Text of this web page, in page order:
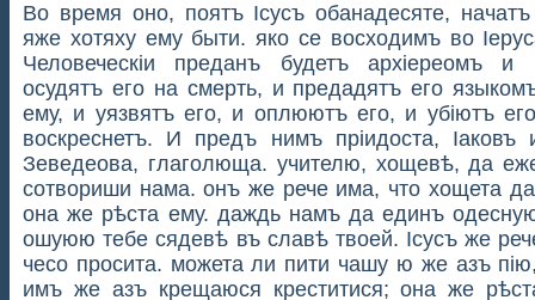
Во время оно, поятъ Ісусъ обанадесяте,
яже хотяху ему быти. яко се восходимъ во
Человеческіи прeданъ будетъ архіерeoмъ и
осудятъ его на смерть, и предадятъ его
ему, и уязвятъ его, и оплюютъ его, и убіютъ
воскреснетъ. И предъ нимъ пріидоста, Іаковъ
Зеведeoва, глаголюща. учителю, хощевѣ, да
сотвориши нама. онъ же рече има, что хощета
она же рѣста ему. даждь намъ да единъ
ошуюю тебе сядевѣ въ славѣ твоeй. Ісусъ же
чесо просита. можета ли пити чашу ю же азъ
имъ же азъ крещаюся креститися; она же